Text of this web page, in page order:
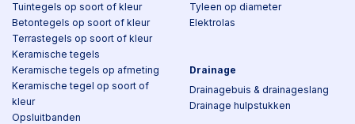
Tuintegels op soort of kleur
Betontegels op soort of kleur
Terrastegels op soort of kleur
Keramische tegels
Keramische tegels op afmeting
Keramische tegel op soort of
kleur
Opsluitbanden
Tyleen op diameter
Elektrolas
Drainage
Drainagebuis & drainageslang
Drainage hulpstukken